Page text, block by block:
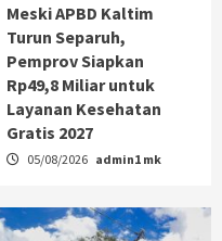
Meski APBD Kaltim
Turun Separuh,
Pemprov Siapkan
Rp49,8 Miliar untuk
Layanan Kesehatan
Gratis 2027
05/08/2026 admin1 mk